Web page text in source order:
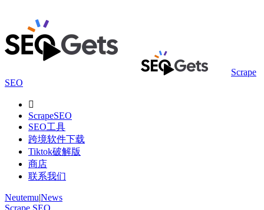
Scrape
SEO

ScrapeSEO
SEO工具
跨境软件下载
Tiktok破解版
商店
联系我们
Neutemu|News
Scrape SEO